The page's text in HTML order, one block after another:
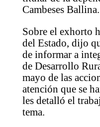
Cambeses Ballina.
Sobre el exhorto
del Estado, dijo
de informar a
de Desarrollo
mayo de las
atención que se
les detalló el
tema.